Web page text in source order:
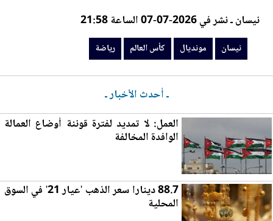
نيسان ـ نشر في 2026-07-07 الساعة 21:58
نيسان مونديال كأس العالم رياضة
ـ أحدث الأخبار ـ
العمل: لا تمديد لفترة قوننة أوضاع العمالة
الوافدة المخالفة
88.7 دينارا سعر الذهب ' عي ار 21' في السوق
المحلية